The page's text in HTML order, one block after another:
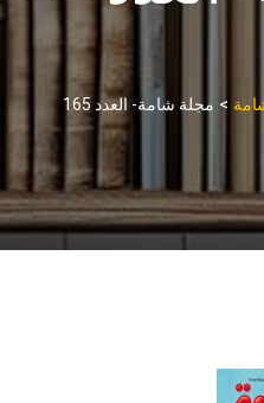
> مجلة شامة- العدد 165